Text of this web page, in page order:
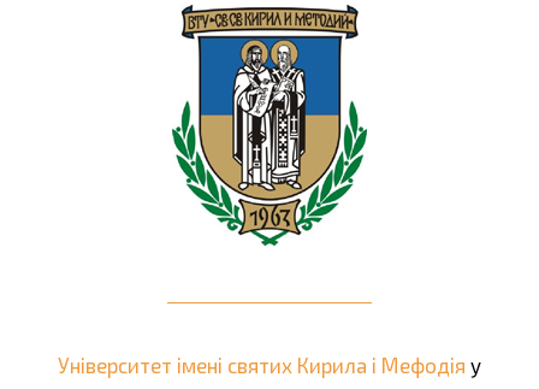
Університет імені святих Кирила і Мефодія у